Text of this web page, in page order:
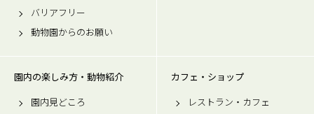
バリアフリー
動物園からのお願い
園内の楽しみ方・動物紹介
園内見どころ
カフェ・ショップ
レストラン・カフェ